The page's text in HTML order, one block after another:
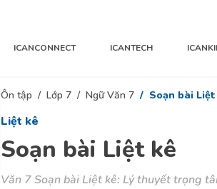
ICANCONNECT ICANTECH
Ôn tập Lớp 7 Ngữ Văn 7 Soạn bài
Liệt kê
Soạn bài Liệt kê
Văn 7 Soạn bài Liệt kê: Lý thuyết trọng